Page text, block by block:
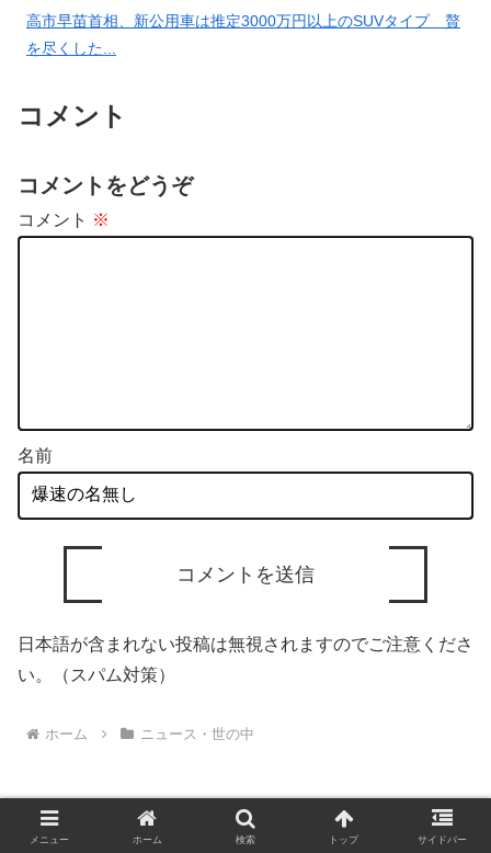
高市早苗首相、新公用車は推定3000万円以上のSUVタイプ 贅
を尽くした...
コメント
コメントをどうぞ
コメント ※
名前
日本語が含まれない投稿は無視されますのでご注意くださ
い。（スパム対策）
ホーム ニュース・世の中
メニュー ホーム 検索 トップ サイドバー